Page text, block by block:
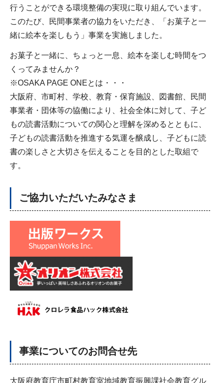
行うことができる環境整備の実現に取り組んでいます。
このたび、民間事業者の協力をいただき、「お菓子と一
緒に絵本を楽しもう」事業を実施しました。
お菓子と一緒に、ちょっと一息、絵本を楽しむ時間をつ
くってみませんか？
※OSAKA PAGE ONEとは・・・
大阪府、市町村、学校、教育・保育施設、図書館、民間
事業者・団体等の協働により、社会全体に対して、子ど
もの読書活動についての関心と理解を深めるとともに、
子どもの読書活動を推進する気運を醸成し、子どもに読
書の楽しさと大切さを伝えることを目的とした取組で
す。
ご協力いただいたみなさま
事業についてのお問合せ先
大阪府教育庁市町村教育室地域教育振興課社会教育グル